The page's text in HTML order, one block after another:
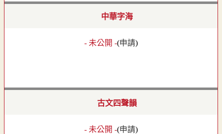
中華字海
- 未公開 -(申請)
古文四聲韻
- 未公開 -(申請)